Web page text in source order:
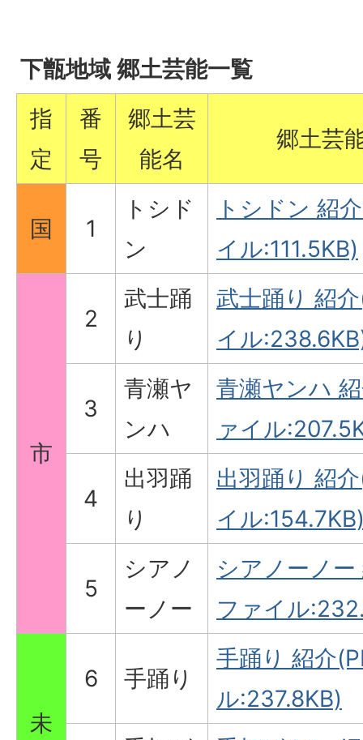
下甑地域 郷土芸能一覧
指
定
番
号
郷土芸
能名
郷土芸
国 1
トシド
ン
トシドン 紹
イル:111.5KB)
市
2
武士踊
り
武士踊り 紹
イル
3
青瀬ヤ
ンハ
青瀬ヤンハ
ァイル
4
出羽踊
り
出羽踊り 紹
イル
5
シアノ
ーノー
シアノーノー
ファイル
未
6 手踊り
手踊り 紹介
ル:237.8KB)